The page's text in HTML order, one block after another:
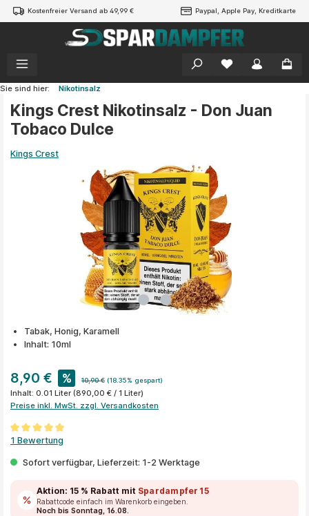
springen
Kostenfreier Versand ab 49,99 € Paypal, Apple Pay, Kreditkarte
Sie sind hier: Nikotinsalz
Kings Crest Nikotinsalz - Don Juan
Tobaco Dulce
Kings Crest
Tabak, Honig, Karamell
Inhalt: 10ml
8,90 € % 10,90 € (18.35% gespart)
Inhalt: 0.01 Liter (890,00 € / 1 Liter)
Preise inkl. MwSt. zzgl. Versandkosten
Durchschnittliche Bewertung von 5 von 5 Sternen
1 Bewertung
Sofort verfügbar, Lieferzeit: 1-2 Werktage
Aktion: 15 % Rabatt mit Spardampfer15
Rabattcode einfach im Warenkorb eingeben.
Noch bis Sonntag, 16.08.